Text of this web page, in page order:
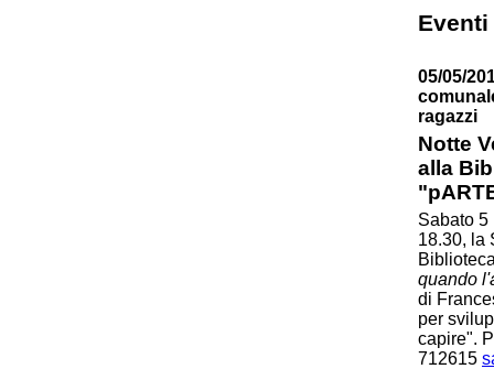
Eventi
05/05/
ragazzi
Notte
alla
Sabato 5
18.30, la
quando
di
per
capire".
712615